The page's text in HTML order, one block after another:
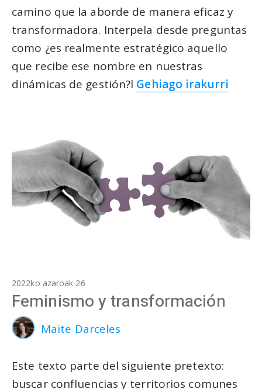
camino que la aborde de manera eficaz y
transformadora. Interpela desde preguntas
como ¿es realmente estratégico aquello
que recibe ese nombre en nuestras
dinámicas de gestión?l Gehiago irakurri
2022ko azaroak 26
Feminismo y transformación
Maite Darceles
Este texto parte del siguiente pretexto:
buscar confluencias y territorios comunes